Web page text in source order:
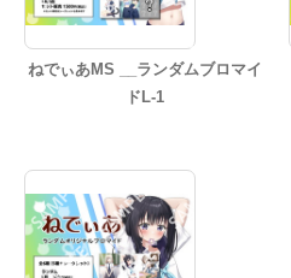
ねでぃあMS __ランダムブロマイ
ドL-1